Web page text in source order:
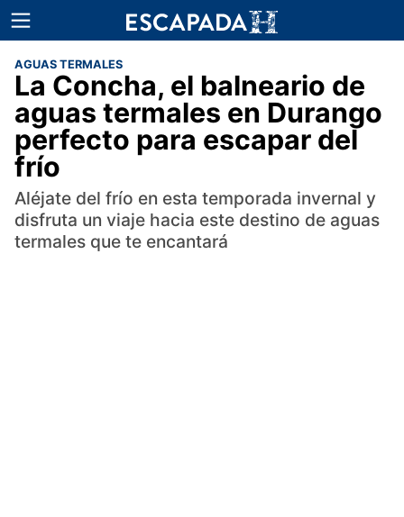
AGUAS TERMALES
La Concha, el balneario de
aguas termales en Durango
perfecto para escapar del
frío
Aléjate del frío en esta temporada invernal y
disfruta un viaje hacia este destino de aguas
termales que te encantará